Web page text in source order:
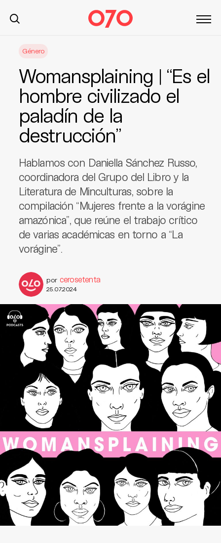
Género
Womansplaining | “Es el
hombre civilizado el
paladín de la
destrucción”
Hablamos con Daniella Sánchez Russo,
coordinadora del Grupo del Libro y la
Literatura de Minculturas, sobre la
compilación “Mujeres frente a la vorágine
amazónica”, que reúne el trabajo crítico
de varias académicas en torno a “La
vorágine”.
por cerosetenta
25.07.2024